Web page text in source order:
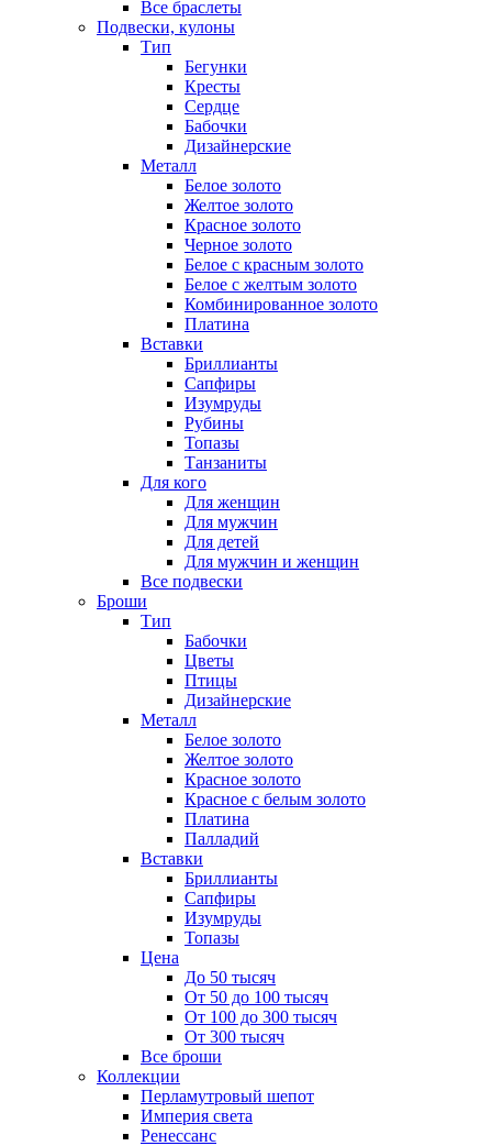
Все браслеты
Подвески, кулоны
Тип
Бегунки
Кресты
Сердце
Бабочки
Дизайнерские
Металл
Белое золото
Желтое золото
Красное золото
Черное золото
Белое с красным золото
Белое с желтым золото
Комбинированное золото
Платина
Вставки
Бриллианты
Сапфиры
Изумруды
Рубины
Топазы
Танзаниты
Для кого
Для женщин
Для мужчин
Для детей
Для мужчин и женщин
Все подвески
Броши
Тип
Бабочки
Цветы
Птицы
Дизайнерские
Металл
Белое золото
Желтое золото
Красное золото
Красное с белым золото
Платина
Палладий
Вставки
Бриллианты
Сапфиры
Изумруды
Топазы
Цена
До 50 тысяч
От 50 до 100 тысяч
От 100 до 300 тысяч
От 300 тысяч
Все броши
Коллекции
Перламутровый шепот
Империя света
Ренессанс